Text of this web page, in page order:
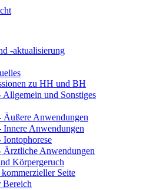
-aktualisierung
zu HH und BH
und Sonstiges
Anwendungen
Anwendungen
Anwendungen
Körpergeruch
Seite